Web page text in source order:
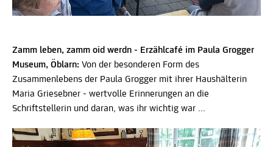
Zamm leben, zamm oid werdn - Erzählcafé im Paula Grogger
Museum, Öblarn: Von der besonderen Form des
Zusammenlebens der Paula Grogger mit ihrer Haushälterin
Maria Griesebner - wertvolle Erinnerungen an die
Schriftstellerin und daran, was ihr wichtig war ...